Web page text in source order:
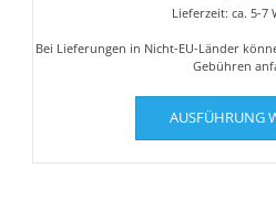
Lieferzeit: ca. 5-7
Bei Lieferungen in Nicht-EU-Länder
Gebühren
AUSFÜHRUNG